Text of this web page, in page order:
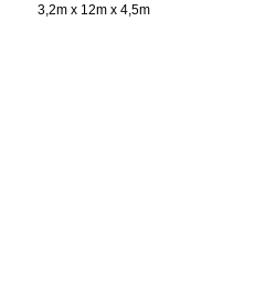
3,2m x 12m x 4,5m